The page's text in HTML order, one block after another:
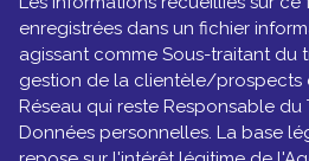
enregistrées dans un fichier
agissant comme Sous-traitant du
gestion de la clientèle/prospects
Réseau qui reste Responsable du
Données personnelles. La base
repose sur l'intérêt légitime de